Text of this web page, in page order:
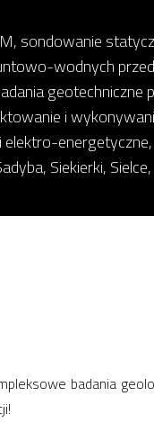
wodnych
i
Siekierki,
badania